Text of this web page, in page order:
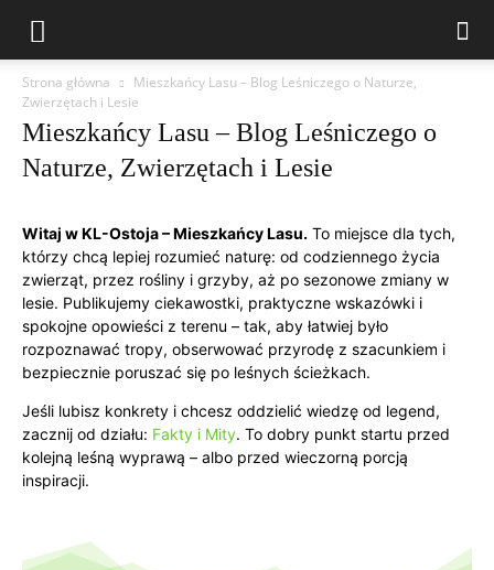
Strona główna
Mieszkańcy Lasu – Blog Leśniczego o Naturze,
Zwierzętach i Lesie
Mieszkańcy Lasu – Blog Leśniczego o
Naturze, Zwierzętach i Lesie
Witaj w KL-Ostoja – Mieszkańcy Lasu. To miejsce dla tych,
którzy chcą lepiej rozumieć naturę: od codziennego życia
zwierząt, przez rośliny i grzyby, aż po sezonowe zmiany w
lesie. Publikujemy ciekawostki, praktyczne wskazówki i
spokojne opowieści z terenu – tak, aby łatwiej było
rozpoznawać tropy, obserwować przyrodę z szacunkiem i
bezpiecznie poruszać się po leśnych ścieżkach.
Jeśli lubisz konkrety i chcesz oddzielić wiedzę od legend,
zacznij od działu: Fakty i Mity. To dobry punkt startu przed
kolejną leśną wyprawą – albo przed wieczorną porcją
inspiracji.